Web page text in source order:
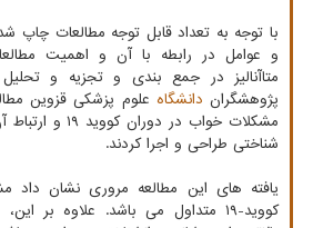
با توجه به تعداد قابل توجه مطالعات چاپ
و عوامل در رابطه با آن و اهمیت
متاآنالیز در جمع بندی و تجزیه و
پژوهشگران دانشگاه علوم پزشکی قزوین
مشکلات خواب در
شناختی طراحی و اجرا کردند.
یافته های این مطالعه مروری نشان داد
کووید-۱۹ متداول می باشد. علاوه